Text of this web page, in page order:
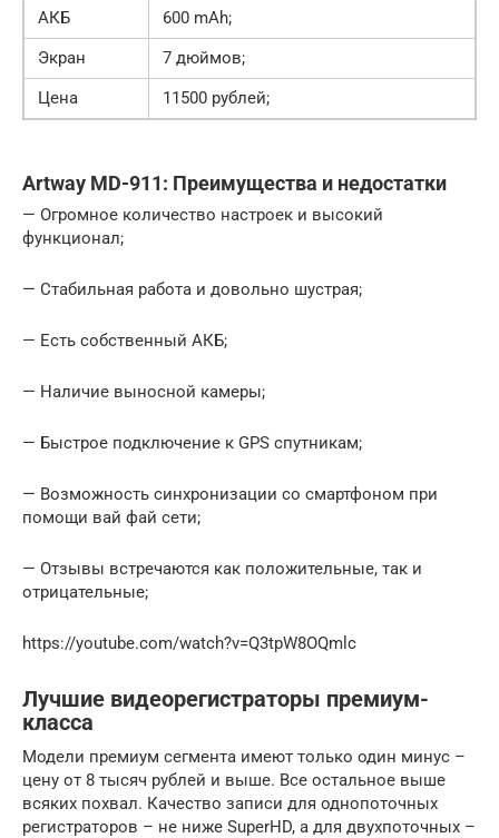
АКБ
600 mAh;
Экран
7 дюймов;
Цена
11500 рублей;
Artway MD-911: Преимущества и недостатки
— Огромное количество настроек и высокий
функционал;
— Стабильная работа и довольно шустрая;
— Есть собственный АКБ;
— Наличие выносной камеры;
— Быстрое подключение к GPS спутникам;
— Возможность синхронизации со смартфоном при
помощи вай фай сети;
— Отзывы встречаются как положительные, так и
отрицательные;
https://youtube.com/watch?v=Q3tpW8OQmlc
Лучшие видеорегистраторы премиум-
класса
Модели премиум сегмента имеют только один минус –
цену от 8 тысяч рублей и выше. Все остальное выше
всяких похвал. Качество записи для однопоточных
регистраторов – не ниже SuperHD, а для двухпоточных –